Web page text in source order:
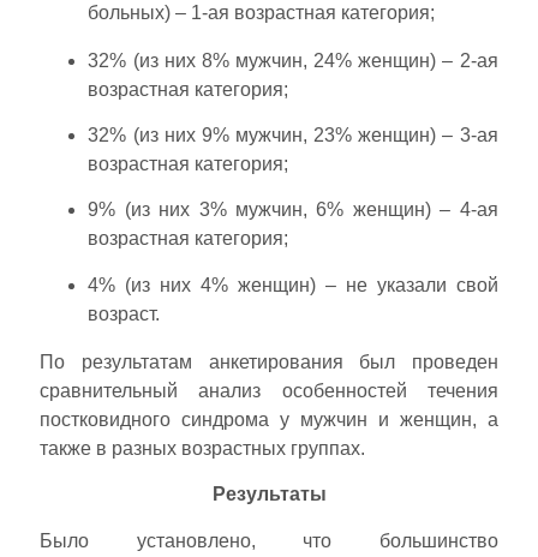
больных) – 1-ая возрастная категория;
32% (из них 8% мужчин, 24% женщин) – 2-ая
возрастная категория;
32% (из них 9% мужчин, 23% женщин) – 3-ая
возрастная категория;
9% (из них 3% мужчин, 6% женщин) – 4-ая
возрастная категория;
4% (из них 4% женщин) – не указали свой
возраст.
По результатам анкетирования был проведен
сравнительный анализ особенностей течения
постковидного синдрома у мужчин и женщин, а
также в разных возрастных группах.
Результаты
Было установлено, что большинство